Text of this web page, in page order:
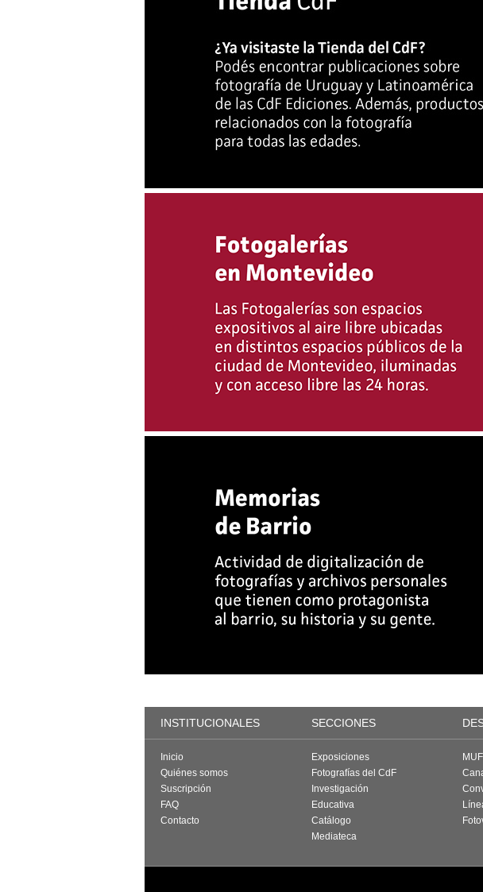
INSTITUCIONALES SECCIONES
Inicio
Quiénes somos
Suscripción
FAQ
Contacto
Exposiciones
Fotografías del CdF
Investigación
Educativa
Catálogo
Mediateca